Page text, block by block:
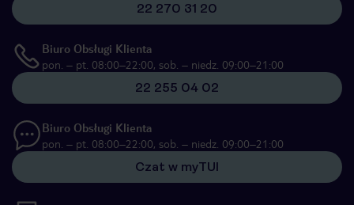
22 270 31 20
Biuro Obsługi Klienta
pon. – pt. 08:00–22:00, sob. – niedz. 09:00–21:00
22 255 04 02
Biuro Obsługi Klienta
pon. – pt. 08:00–22:00, sob. – niedz. 09:00–21:00
Czat w myTUI